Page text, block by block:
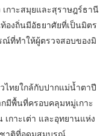
กาะสมุยและสุราษฎร์ธานี
องถิ่นมีอัธยาศัยที่เป็นมิตร
ณ์ที่ทำให้ผู้ตรวจสอบของมิ
ไทยใกล้กับปากแม่น้ำตาปี
กมีพื้นที่ครอบคลุมหมู่เกาะ
เกาะเต่า และอุทยานแห่ง